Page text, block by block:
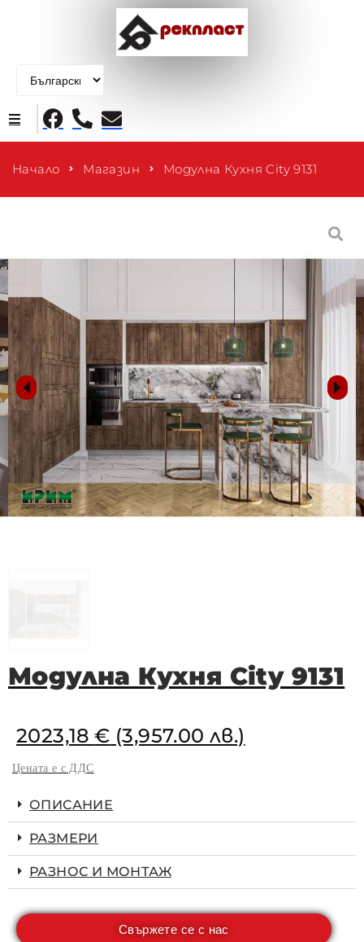
Продукти
Начало Магазин Модулна Кухня City 9131
Модулна Кухня City 9131
2023,18€ (3,957.00 лв.)
Цената е с ДДС
ОПИСАНИЕ
РАЗМЕРИ
РАЗНОС И МОНТАЖ
Свържете се с нас